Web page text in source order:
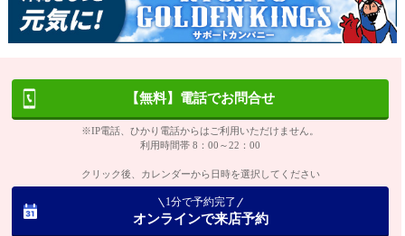
【無料】電話でお問合せ
※IP電話、ひかり電話からはご利用いただけません。
利用時間帯 8：00～22：00
クリック後、カレンダーから日時を選択してください
1分で予約完了
オンラインで来店予約